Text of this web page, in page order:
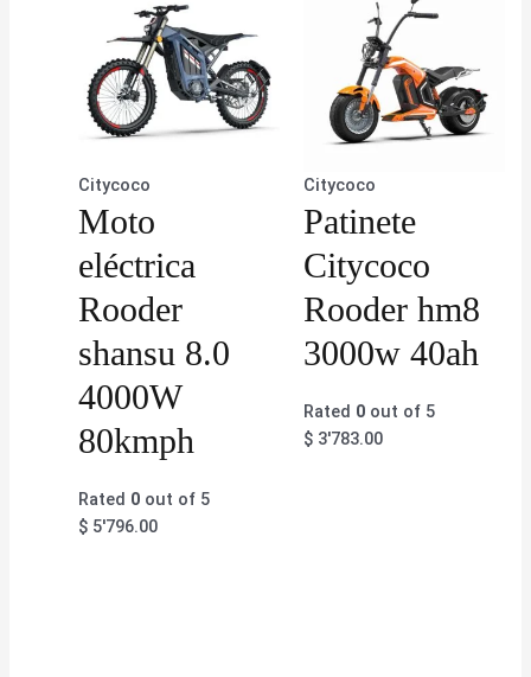
Citycoco
Moto
eléctrica
Rooder
shansu 8.0
4000W
80kmph
Rated 0 out of 5
$ 5'796.00
Citycoco
Patinete
Citycoco
Rooder hm8
3000w 40ah
Rated 0out of 5
$3'783.00